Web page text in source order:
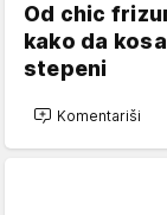
Od chic
kako da
stepeni
Komentariši